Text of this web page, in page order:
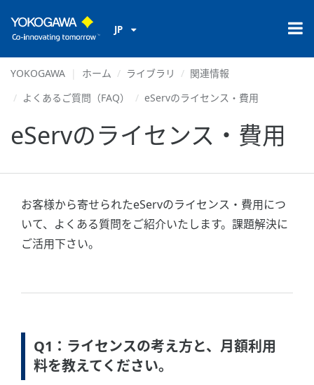
JP
YOKOGAWA ホーム ライブラリ
関連情報
よくあるご質問（FAQ）
eServのライセンス・費用
eServのライセンス・費用
お客様から寄せられたeServのライセンス・費用につ
いて、よくある質問をご紹介いたします。課題解決に
ご活用下さい。
Q1：ライセンスの考え方と、月額利用
料を教えてください。